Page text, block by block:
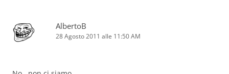
AlbertoB
28 Agosto 2011 alle 11:50 AM